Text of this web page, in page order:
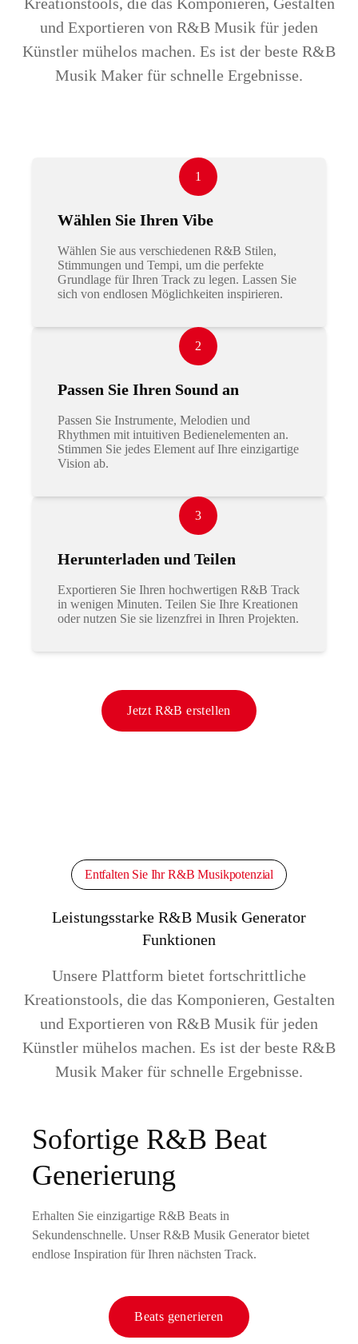
und Exportieren von R&B Musik für jeden
Künstler mühelos machen. Es ist der beste R&B
Musik Maker für schnelle Ergebnisse.
1
Wählen Sie Ihren Vibe
Wählen Sie aus verschiedenen R&B Stilen,
Stimmungen und Tempi, um die perfekte
Grundlage für Ihren Track zu legen. Lassen Sie
sich von endlosen Möglichkeiten inspirieren.
2
Passen Sie Ihren Sound an
Passen Sie Instrumente, Melodien und
Rhythmen mit intuitiven Bedienelementen an.
Stimmen Sie jedes Element auf Ihre einzigartige
Vision ab.
3
Herunterladen und Teilen
Exportieren Sie Ihren hochwertigen R&B Track
in wenigen Minuten. Teilen Sie Ihre Kreationen
oder nutzen Sie sie lizenzfrei in Ihren Projekten.
Jetzt R&B erstellen
Entfalten Sie Ihr R&B Musikpotenzial
Leistungsstarke R&B Musik Generator
Funktionen
Unsere Plattform bietet fortschrittliche
Kreationstools, die das Komponieren, Gestalten
und Exportieren von R&B Musik für jeden
Künstler mühelos machen. Es ist der beste R&B
Musik Maker für schnelle Ergebnisse.
Sofortige R&B Beat
Generierung
Erhalten Sie einzigartige R&B Beats in
Sekundenschnelle. Unser R&B Musik Generator bietet
endlose Inspiration für Ihren nächsten Track.
Beats generieren